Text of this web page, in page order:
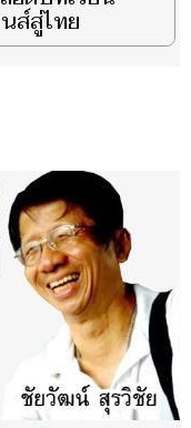
ส์สู่ไทย